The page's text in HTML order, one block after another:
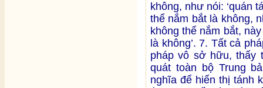
không, như nói: ‘quán
thể nắm bắt là không,
không thể nắm bắt,
là không’. 7. Tất cả
pháp vô sở hữu, thấy
quát toàn bộ Trung
nghĩa để hiển thị tánh